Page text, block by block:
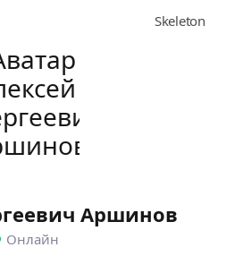
Аршинов
Онлайн